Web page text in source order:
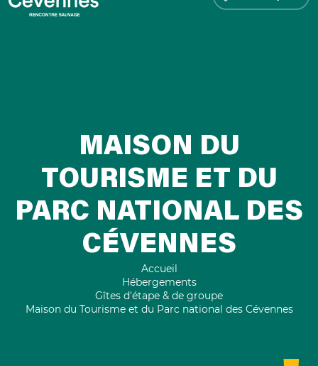
MAISON DU
TOURISME ET DU
PARC NATIONAL DES
CÉVENNES
Accueil
Hébergements
Gîtes d'étape & de groupe
Maison du Tourisme et du Parc national des Cévennes